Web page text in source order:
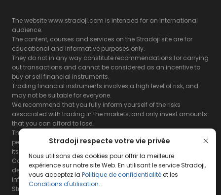
Stradoji respecte votre vie privée
Nous utilisons des cookies pour offrir la meilleure
expérience sur notre site Web. En utilisant le service Stradoji,
vous acceptez la Politique de confidentialitéet les
Conditions d'utilisation.
The website www.stradoji.com is intended for an international
audience.
The content, courses and services on the Stradoji site are for
educational and informative purposes only.
They do not in any way constitute recommendations for carrying
out transactions and cannot be considered as an incentive to
buy or sell financial instruments.
Trading financial instruments involves a high level of risk, and
may not be suitable for everyone.
We recommend that you fully inform yourself of the risks
associated with trading in the markets, and only invest amounts
that you can afford to lose.
The Stradoji site does not guarantee the results or the
performance of products based on the information contained on
its site and its servers.
Consequently, the Stradoji site and its publishing company
decline all responsibility in the use that may be made of this
information and the consequences that may result therefrom.
Stradoji Services are not authorized for US citizens or US residents.